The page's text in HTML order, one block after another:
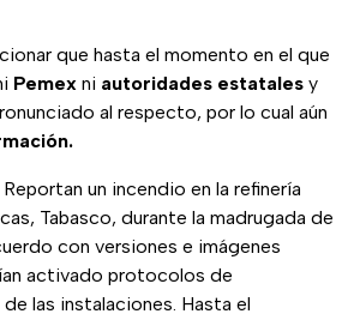
que hasta el momento en el que
Pemex ni autoridades estatales y
al respecto, por lo cual aún
Reportan un incendio en la refinería
Tabasco, durante la madrugada de
con versiones e imágenes
activado protocolos de
las instalaciones. Hasta el